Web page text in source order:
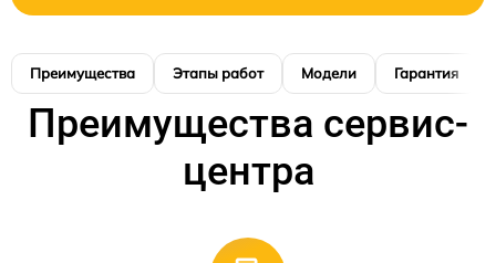
Преимущества Этапы работ Модели Гарантия
Преимущества сервис-
центра